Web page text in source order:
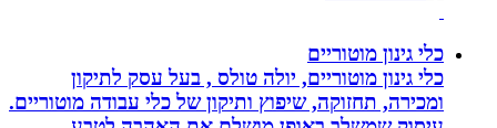
כלי גינון מוטוריים
כלי גינון מוטוריים, יולה טולס , בעל עסק לתיקון
ומכירה, תחזוקה, שיפוץ ותיקון של כלי עבודה מוטוריים.